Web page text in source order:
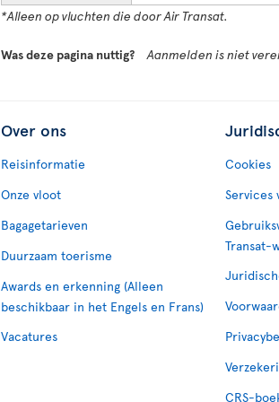
*Alleen op vluchten die door Air Transat.
Was deze pagina nuttig? Aanmelden is niet
Over ons
Reisinformatie
Onze vloot
Bagagetarieven
Duurzaam toerisme
Awards en erkenning (Alleen
beschikbaar in het Engels en Frans)
Vacatures
Cookies
Services
Transat-
CRS-